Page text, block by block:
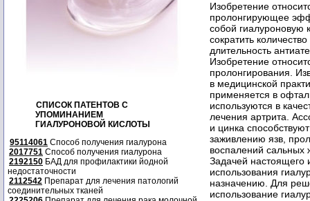
СПИСОК ПАТЕНТОВ С
УПОМИНАНИЕМ
ГИАЛУРОНОВОЙ КИСЛОТЫ
95114061 Способ получения гиалурона
2017751 Способ получения гиалурона
2192150 БАД для профилактики йодной
недостаточности
2112542 Препарат для лечения патологий
соединительных тканей
Изобретение
пролонгирующее
собой гиалуроновую
сократить
длительность
Изобретение
пролонгирования.
в медицинской
применяется в
используются в
лечения артрита.
и цинка
заживлению язв,
воспалений сальных
Задачей настоящего
использования
назначению. Для
использование